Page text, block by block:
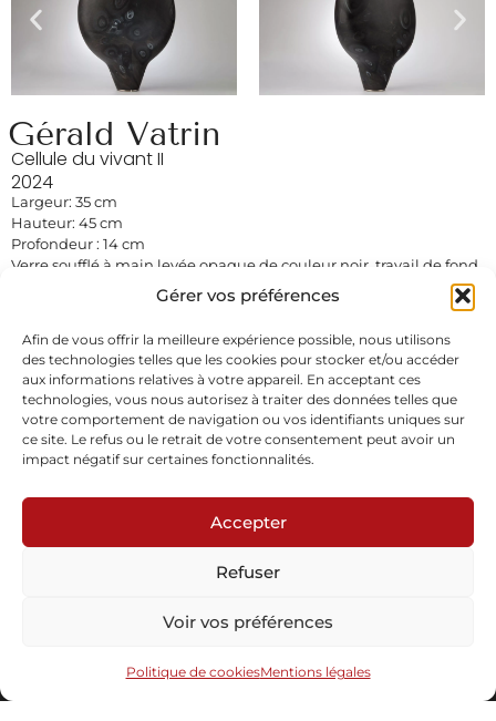
Gérer vos préférences
Afin de vous offrir la meilleure expérience possible, nous utilisons
des technologies telles que les cookies pour stocker et/ou accéder
aux informations relatives à votre appareil. En acceptant ces
technologies, vous nous autorisez à traiter des données telles que
votre comportement de navigation ou vos identifiants uniques sur
ce site. Le refus ou le retrait de votre consentement peut avoir un
impact négatif sur certaines fonctionnalités.
Accepter
Refuser
Voir vos préférences
Politique de cookiesMentions légales
Gérald Vatrin
Cellule du vivant II
2024
Largeur: 35 cm
Hauteur: 45 cm
Profondeur : 14 cm
Verre soufflé à main levée opaque de couleur noir, travail de fond
en poudre noir, intercalaire de murines colorées, sablées, socle
En stock
Demande d'informations Télécharger la fiche